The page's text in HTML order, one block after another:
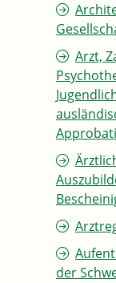
Arzt,
der